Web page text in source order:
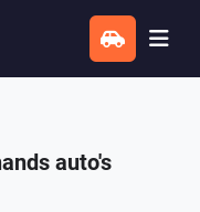
auto's